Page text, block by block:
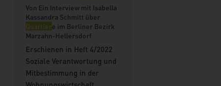
Von Ein Interview mit Isabella
Kassandra Schmitt über
Quartiere im Berliner Bezirk
Marzahn-Hellersdorf
Erschienen in Heft 4/2022
Soziale Verantwortung und
Mitbestimmung in der